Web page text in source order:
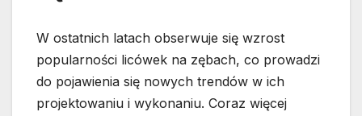
W ostatnich latach obserwuje się wzrost
popularności licówek na zębach, co prowadzi
do pojawienia się nowych trendów w ich
projektowaniu i wykonaniu. Coraz więcej